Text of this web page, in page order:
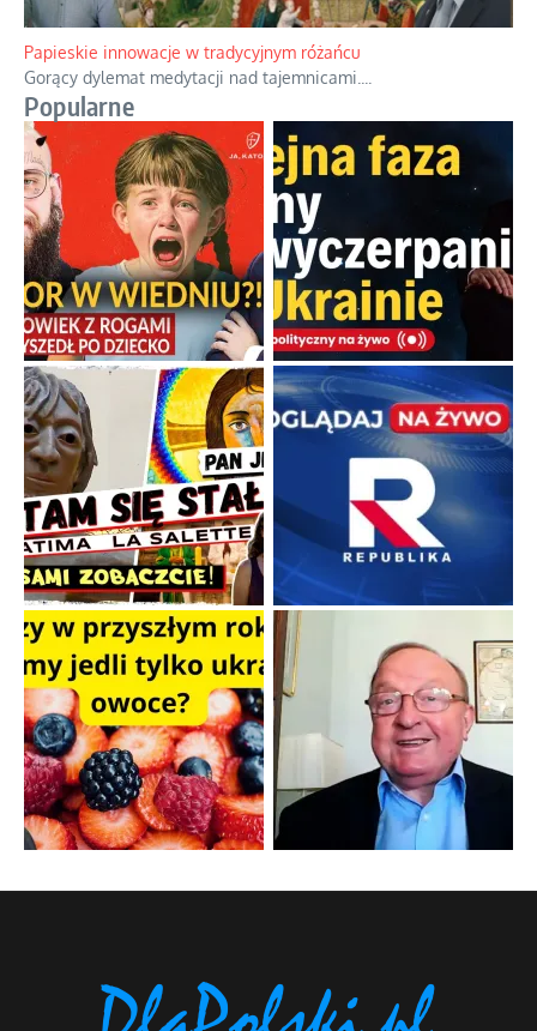
Papieskie innowacje w tradycyjnym różańcu
Gorący dylemat medytacji nad tajemnicami.
Popularne